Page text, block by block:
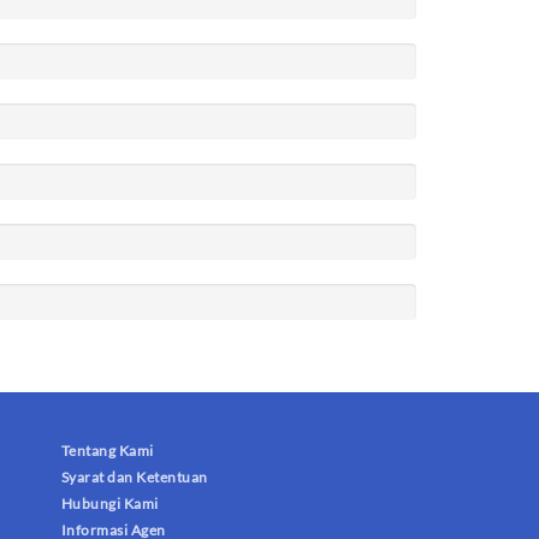
Tentang Kami
Syarat dan Ketentuan
Hubungi Kami
Informasi Agen